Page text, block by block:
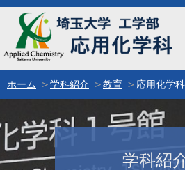
ホーム 学科紹介 教育 応用化学
学科紹